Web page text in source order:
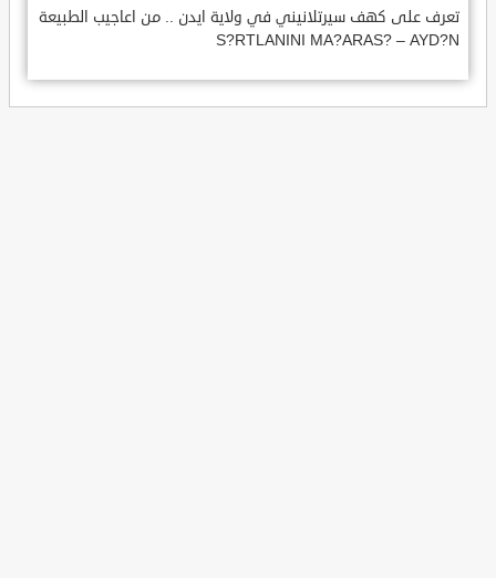
تعرف على كهف سيرتلانيني في ولاية ايدن .. من اعاجيب الطبيعة
S?RTLANINI MA?ARAS? – AYD?N